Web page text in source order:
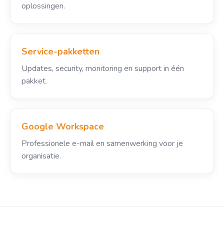
oplossingen.
Service-pakketten
Updates, security, monitoring en support in één
pakket.
Google Workspace
Professionele e-mail en samenwerking voor je
organisatie.